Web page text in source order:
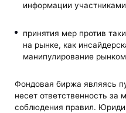
информации
принятия мер против
на рынке, как
манипулирование
Фондовая биржа являясь
несет ответственность за
соблюдения правил.